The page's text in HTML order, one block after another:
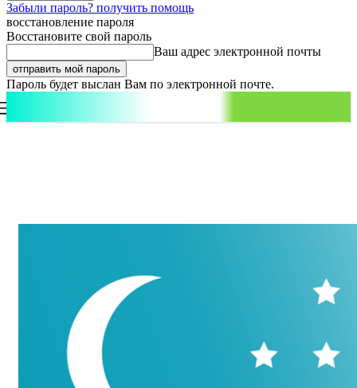
Забыли пароль? получить помощь
восстановление пароля
Восстановите свой пароль
Ваш адрес электронной почты
Пароль будет выслан Вам по электронной почте.